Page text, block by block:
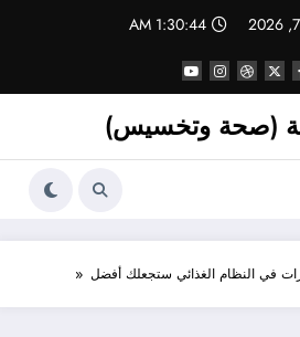
1:30:45 AM
(صحة وتخسيس)
في النظام الغذائي ستجعلك أفضل